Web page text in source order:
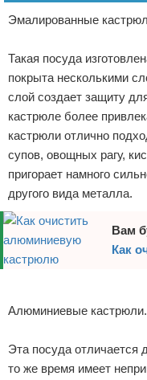
Эмалированные
Такая посуда
покрыта несколькими
слой создает защиту
кастрюле более
кастрюли отлично
супов, овощных рагу,
пригорает намного
другого вида металла.
Вам
Как
Алюминиевые кастрюли.
Эта посуда отличается
то же время имеет